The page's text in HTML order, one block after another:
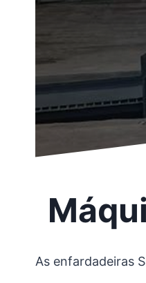
As enfardadeiras